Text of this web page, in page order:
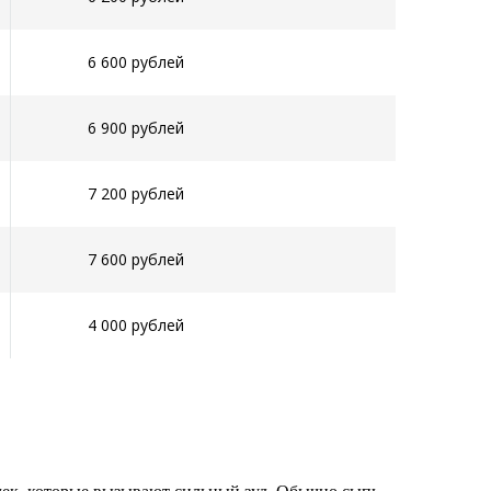
6 600 рублей
6 900 рублей
7 200 рублей
7 600 рублей
4 000 рублей